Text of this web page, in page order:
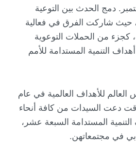
السبت ١٨ سبتمبر. دمج الحدث بين التوعية
حيث شاركت الفرق في فعالية
كجزء من الحملات التوعوية
التنمية المستدامة للأمم
للأهداف العالمية في عام
دعت السيدات من كافة أنحاء
التنمية المستدامة السبعة عشر،
في مجتمعاتهن.